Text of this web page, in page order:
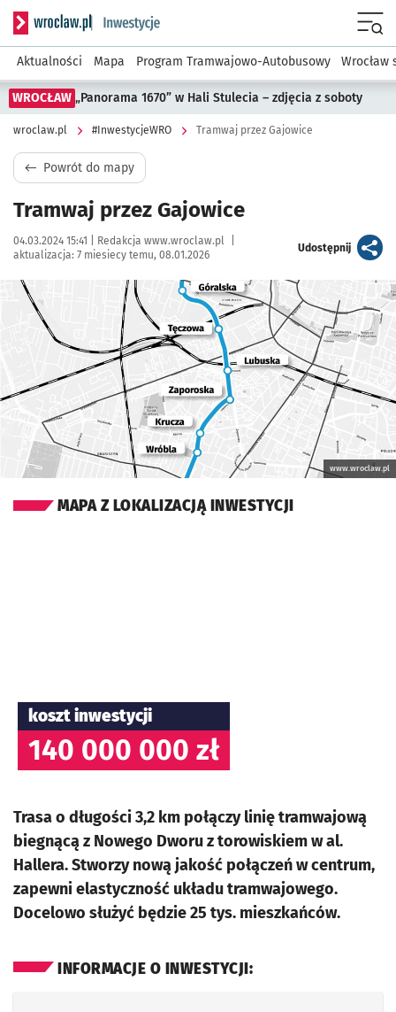
Serwis informacyjny wroclaw.pl podserwis:
Aktualności Mapa Program Tramwajowo-Autobusowy Wrocław
WROCŁAW „Panorama 1670” w Hali Stulecia – zdjęcia z soboty
wroclaw.pl #InwestycjeWRO Tramwaj przez Gajowice
Powrót do mapy
Tramwaj przez Gajowice
Data publikacji:
04.03.2024 15:41 | Autor:
Redakcja www.wroclaw.pl
aktualizacja: 7 miesiecy temu, 08.01.2026
Udostępnijartykuł
Kliknij, aby powiększyć
www.wroclaw.pl
MAPA Z LOKALIZACJĄ INWESTYCJI
koszt inwestycji
140 000 000 zł
Trasa o długości 3,2 km połączy linię tramwajową
biegnącą z Nowego Dworu z torowiskiem w al.
Hallera. Stworzy nową jakość połączeń w centrum,
zapewni elastyczność układu tramwajowego.
Docelowo służyć będzie 25 tys. mieszkańców.
INFORMACJE O INWESTYCJI: